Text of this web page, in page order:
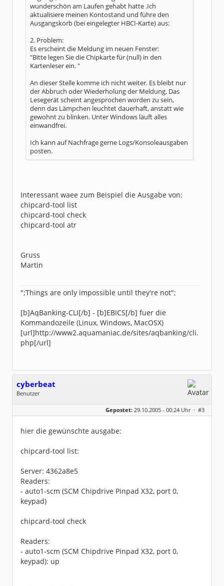
wunderschön am Laufen gehabt hatte .Ich
aktualisiere meinen Kontostand und führe den
Ausgangskorb (bei eingelegter HBCI-Karte) aus:
2. Problem:
Es erscheint die Meldung im neuen Fenster:
"Bitte legen Sie die Chipkarte für (null) in den
Kartenleser ein. "
An dieser Stelle komme ich nicht weiter. Es bleibt nur
der Abbruch oder Wiederholung der Meldung. Das
Lesegerät scheint angesprochen worden zu sein,
denn das Lämpchen leuchtet dauerhaft, anstatt wie
gewohnt zu blinken. Unter Windows läuft alles
einwandfrei.
Ich kann auf Nachfrage gerne Logs/Konsoleausgaben
posten.
Interessant waee zum Beispiel die Ausgabe von:
chipcard-tool list
chipcard-tool check
chipcard-tool atr
Gruss
Martin
";Things are only impossible until they're not";
[b]AqBanking-CLI[/b] - [b]EBICS[/b] fuer die
Kommandozeile (Linux, Windows, MacOSX)
[url]http://www2.aquamaniac.de/sites/aqbanking/cli.
php[/url]
cyberbeat
Benutzer
Geschlecht:
keine Angabe
Dabei seit:
09 / 2005
Gepostet: 29.10.2005 - 00:24 Uhr · #3
hier die gewünschte ausgabe:
chipcard-tool list:
Server: 4362a8e5
Readers:
- auto1-scm (SCM Chipdrive Pinpad X32, port 0,
keypad)
chipcard-tool check
Readers:
- auto1-scm (SCM Chipdrive Pinpad X32, port 0,
keypad): up